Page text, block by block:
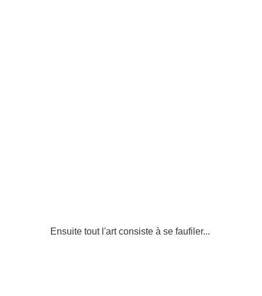
Ensuite tout l'art consiste à se faufiler...